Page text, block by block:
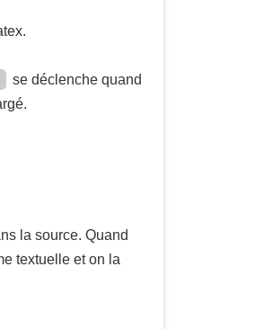
se déclenche quand
la source. Quand
textuelle et on la